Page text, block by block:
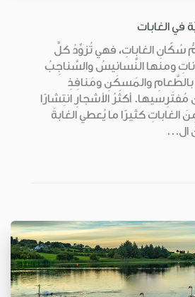
في الغابات
سُكّانِ الغاباتِ، فهي تُزوِّدُ كلَّ
ومنها النَّسانيسُ والسَّناجِبُ
بالطَّعامِ والمَسكَنِ ومَنافِذِ
أكثَرُ الأشجارِ انتِشارًا
الغاباتِ كثيرًا ما يُعطي الغابةَ
ال...